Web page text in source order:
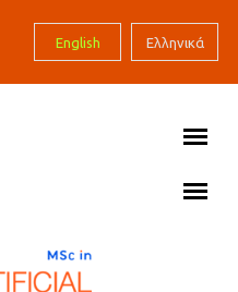
English Ελληνικά